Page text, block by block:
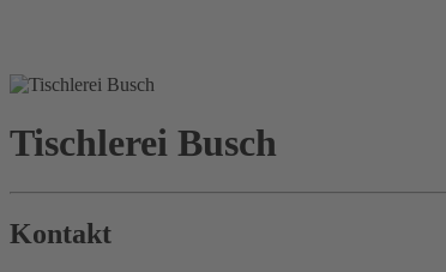
Tischlerei Busch
Kontakt